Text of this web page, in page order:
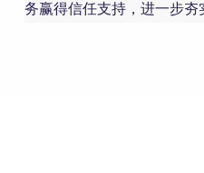
务赢得信任支持，进一步夯